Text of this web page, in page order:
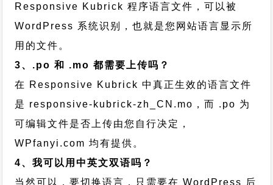
Responsive Kubrick 程序语言文件，可以被
WordPress 系统识别，也就是您网站语言显示所
用的文件。
3、.po 和 .mo 都需要上传吗？
在 Responsive Kubrick 中真正生效的语言文件
是 responsive-kubrick-zh_CN.mo，而 .po 为
可编辑文件是否上传由您自行决定，
WPfanyi.com 均有提供。
4、我可以用中英文双语吗？
当然可以，要切换语言，只需要在 WordPress 后